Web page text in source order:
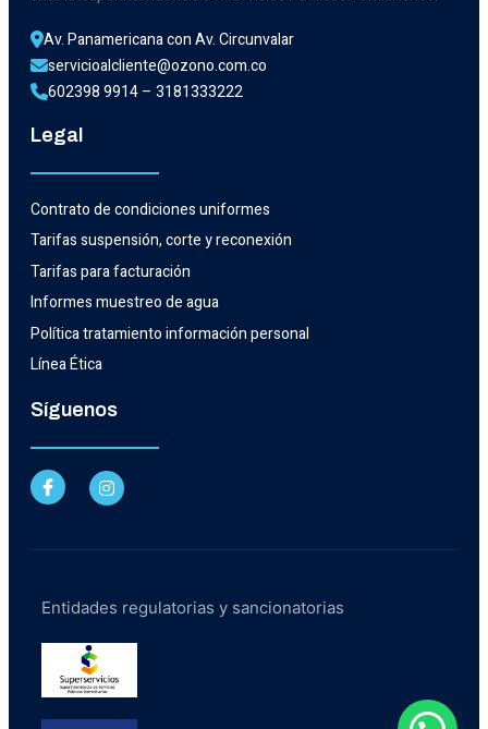
Av. Panamericana con Av. Circunvalar
servicioalcliente@ozono.com.co
602398 9914 – 3181333222
Legal
Contrato de condiciones uniformes
Tarifas suspensión, corte y reconexión
Tarifas para facturación
Informes muestreo de agua
Política tratamiento información personal
Línea Ética
Síguenos
Entidades regulatorias y sancionatorias